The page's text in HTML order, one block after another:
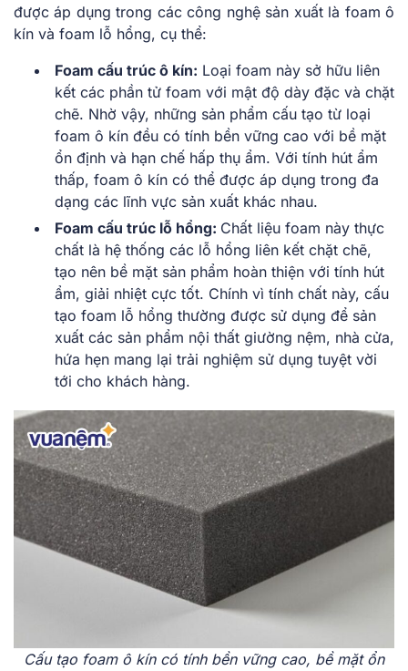
được áp dụng trong các công nghệ sản xuất là foam ô
kín và foam lỗ hổng, cụ thể:
Foam cấu trúc ô kín: Loại foam này sở hữu liên
kết các phần tử foam với mật độ dày đặc và chặt
chẽ. Nhờ vậy, những sản phẩm cấu tạo từ loại
foam ô kín đều có tính bền vững cao với bề mặt
ổn định và hạn chế hấp thụ ẩm. Với tính hút ẩm
thấp, foam ô kín có thể được áp dụng trong đa
dạng các lĩnh vực sản xuất khác nhau.
Foam cấu trúc lỗ hổng: Chất liệu foam này thực
chất là hệ thống các lỗ hổng liên kết chặt chẽ,
tạo nên bề mặt sản phẩm hoàn thiện với tính hút
ẩm, giải nhiệt cực tốt. Chính vì tính chất này, cấu
tạo foam lỗ hổng thường được sử dụng để sản
xuất các sản phẩm nội thất giường nệm, nhà cửa,
hứa hẹn mang lại trải nghiệm sử dụng tuyệt vời
tới cho khách hàng.
Cấu tạo foam ô kín có tính bền vững cao, bề mặt ổn